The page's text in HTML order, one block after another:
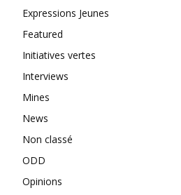
Expressions Jeunes
Featured
Initiatives vertes
Interviews
Mines
News
Non classé
ODD
Opinions